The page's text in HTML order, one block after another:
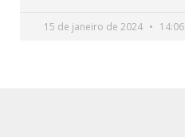
15 de janeiro de 2024 14:06